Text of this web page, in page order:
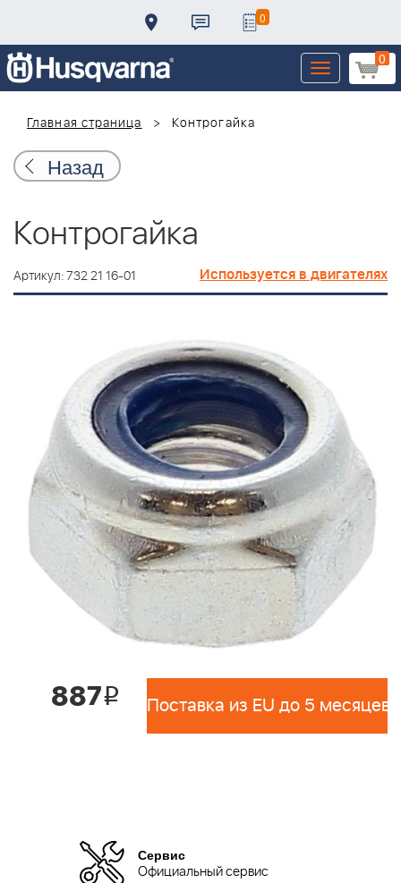
0
0
Toggle
navigation
Главная страница
Контрогайка
Назад
Контрогайка
Артикул: 732 21 16-01 Используется в двигателях
887i Поставка из EU до 5 месяцев
Сервис
Официальный сервис